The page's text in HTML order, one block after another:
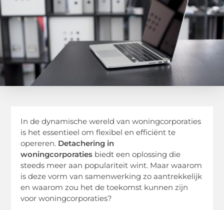
In de dynamische wereld van woningcorporaties
is het essentieel om flexibel en efficiënt te
opereren. Detachering in
woningcorporaties biedt een oplossing die
steeds meer aan populariteit wint. Maar waarom
is deze vorm van samenwerking zo aantrekkelijk
en waarom zou het de toekomst kunnen zijn
voor woningcorporaties?